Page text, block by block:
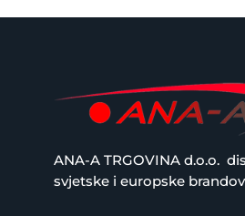
ANA-A TRGOVINA d.o.o.
svjetske i europske